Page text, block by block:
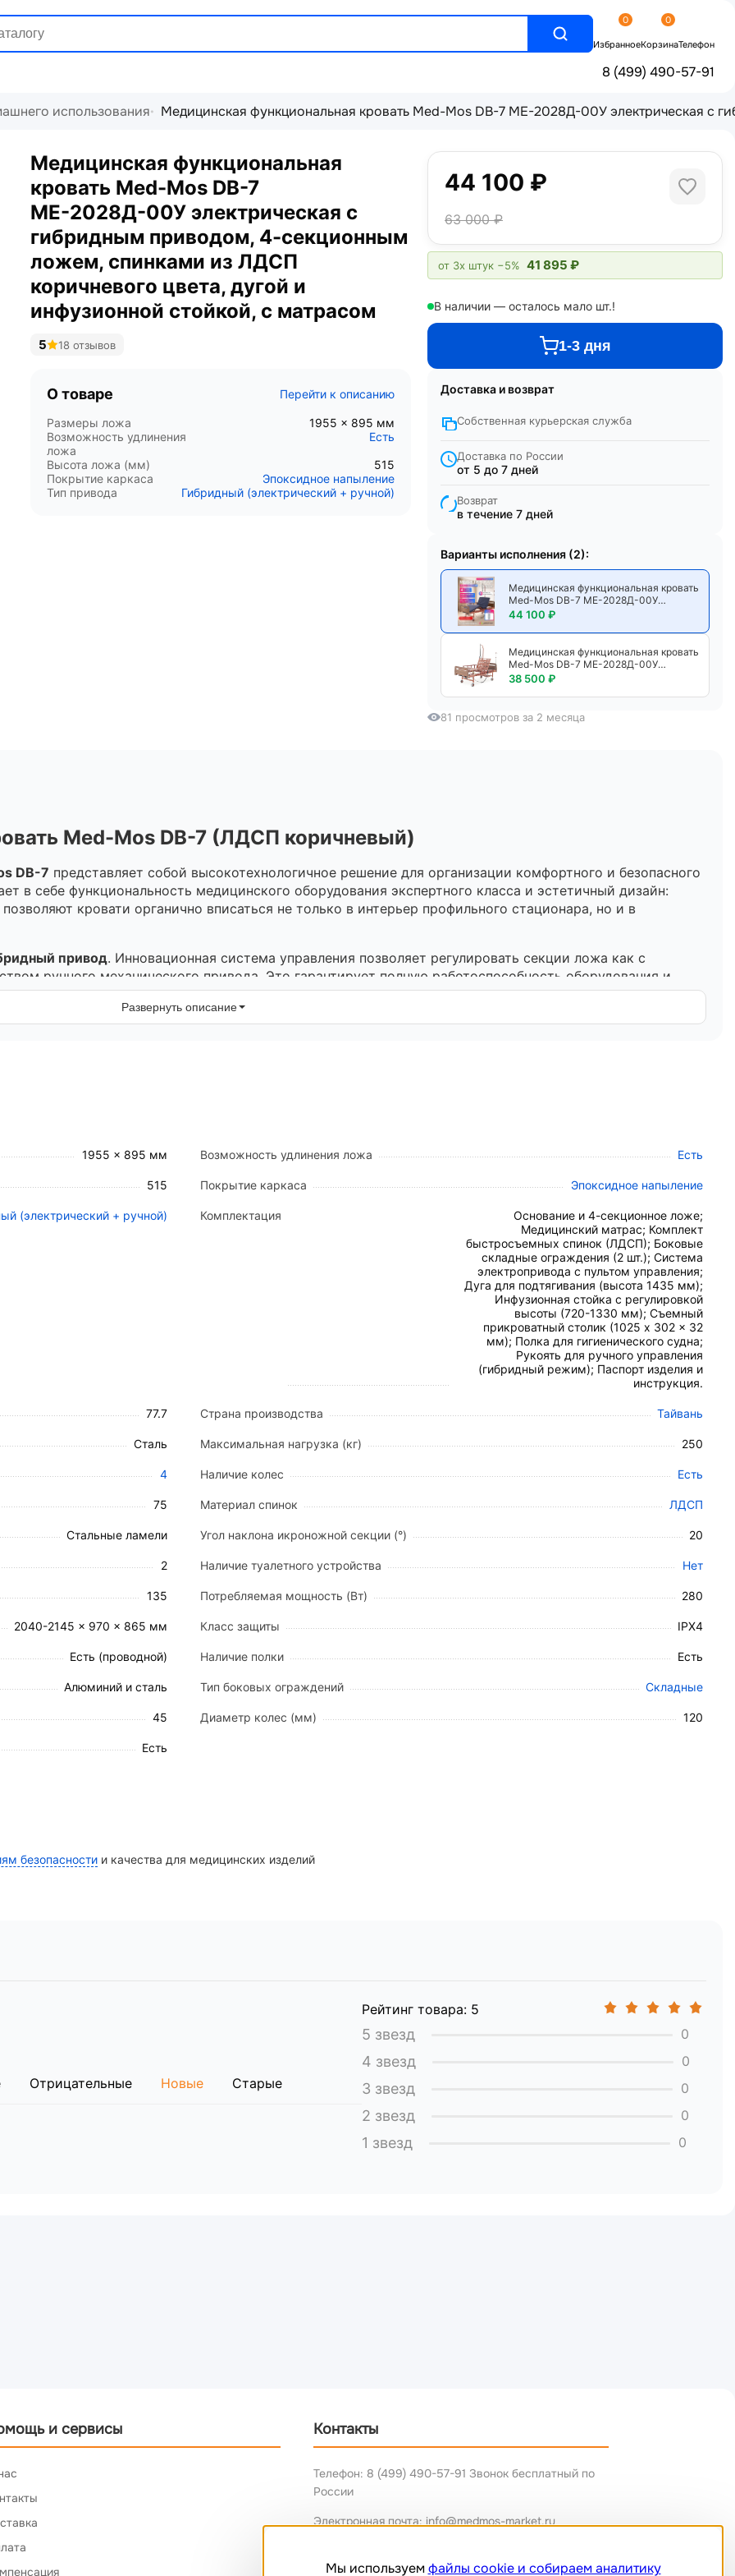
0
Избранное
0
КорзинаТелефон
8 (499) 490-57-91
использования Медицинская функциональная кровать Med-Mos DB-7 МЕ-2028Д-00У электрическая с
Медицинская функциональная
кровать Med-Mos DB-7
МЕ-2028Д-00У электрическая с
гибридным приводом, 4-секционным
ложем, спинками из ЛДСП
коричневого цвета, дугой и
инфузионной стойкой, с матрасом
5 18 отзывов
О товаре Перейти к описанию
Размеры ложа
1955 x 895 мм
Возможность удлинения
ложа
Есть
Высота ложа (мм)
515
Покрытие каркаса
Эпоксидное напыление
Тип привода
Гибридный (электрический + ручной)
44 100 ₽
63 000 ₽
от 3х штук −5% 41 895 ₽
В наличии — осталось мало шт.!
1-3 дня
Доставка и возврат
Собственная курьерская служба
Доставка по России
от 5 до 7 дней
Возврат
в течение 7 дней
Варианты исполнения (2):
Медицинская функциональная кровать
Med-Mos DB-7 МЕ-2028Д-00У
электрическая с гибридным приводом,
ЛДСП коричневого цвета, дугой и
инфузионной стойкой, с матрасом
44 100 ₽
Медицинская функциональная кровать
Med-Mos DB-7 МЕ-2028Д-00У
электрическая с гибридным приводом,
ЛДСП коричневого цвета, дугой и
инфузионной стойкой
38 500 ₽
81 просмотров за 2 месяца
Med-Mos DB-7 (ЛДСП коричневый)
DB-7 представляет собой высокотехнологичное решение для организации комфортного и безопасного
в себе функциональность медицинского оборудования экспертного класса и эстетичный дизайн:
кровати органично вписаться не только в интерьер профильного стационара, но и в
привод. Инновационная система управления позволяет регулировать секции ложа как с
ручного механического привода. Это гарантирует полную работоспособность оборудования и
временного отсутствия электроэнергии.
(опционально до -22°).
увеличения длины на 105 мм для адаптации под рост пациента.
высококачественных материалов, рассчитанных на интенсивную эксплуатацию с нагрузкой до250
полимерно-порошковым покрытием (эпоксидная эмаль), устойчивым к регулярной
отверстиями обеспечивают оптимальный воздухообмен под матрасом.
фиксаторами обеспечивают оперативный доступ к пациенту со стороны головы или ног.
алюминия и стали, обеспечивающая безопасность и предотвращающая падение.
колеса диаметром 120 мм с полиуретановым шитьем и индивидуальной системой
до 2150 x 880 мм).
оборудования.
мм и 40x40 мм соответственно.
стойки (Ø 20 мм) и 2 для дуги (Ø 28 мм).
1330 мм);
Развернуть описание
1955 x 895 мм Возможность удлинения ложа Есть
515 Покрытие каркаса Эпоксидное напыление
(электрический + ручной) Комплектация
Основание и 4-секционное ложе;
Медицинский матрас; Комплект
быстросъемных спинок (ЛДСП); Боковые
складные ограждения (2 шт.); Система
электропривода с пультом управления;
Дуга для подтягивания (высота 1435 мм);
Инфузионная стойка с регулировкой
высоты (720-1330 мм); Съемный
прикроватный столик (1025 x 302 x 32
мм); Полка для гигиенического судна;
Рукоять для ручного управления
(гибридный режим); Паспорт изделия и
инструкция.
77.7 Страна производства Тайвань
Сталь Максимальная нагрузка (кг) 250
4 Наличие колес Есть
75 Материал спинок ЛДСП
Стальные ламели Угол наклона икроножной секции (°) 20
2 Наличие туалетного устройства Нет
135 Потребляемая мощность (Вт) 280
2040-2145 x 970 x 865 мм Класс защиты IPX4
Есть (проводной) Наличие полки Есть
Алюминий и сталь Тип боковых ограждений Складные
45 Диаметр колес (мм) 120
Есть
безопасности и качества для медицинских изделий
Отрицательные Новые Старые
Рейтинг товара: 5
5 звезд 0
4 звезд 0
3 звезд 0
2 звезд 0
1 звезд 0
и сервисы Контакты
Телефон: 8 (499) 490-57-91 Звонок бесплатный по
России
Электронная почта: info@medmos-market.ru
Мы используемфайлы cookie и собираем аналитику